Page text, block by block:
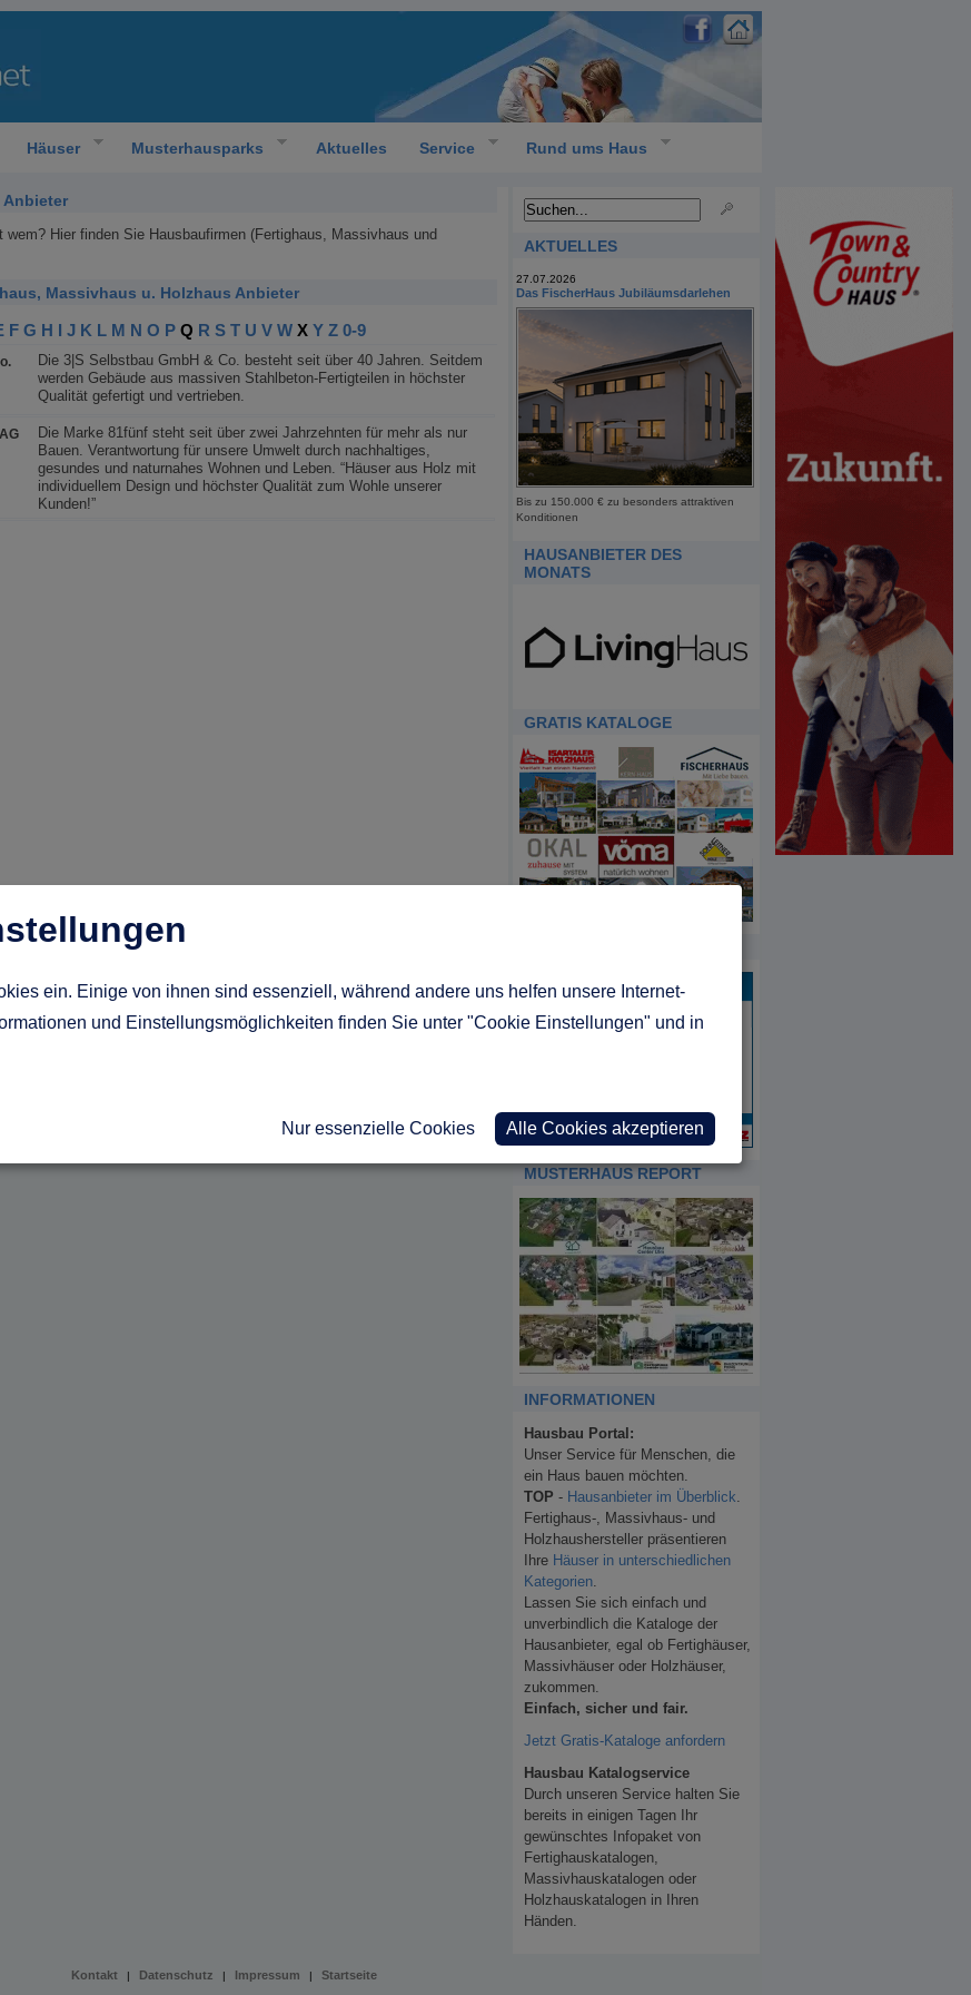
Häuser Musterhausparks Aktuelles Service Rund ums Haus
Hier finden Sie Hausbaufirmen (Fertighaus, Massivhaus und
Massivhaus u. Holzhaus Anbieter
F G H I J K L M N O P Q R S T U V W X Y Z 0-9
Die 3|S Selbstbau GmbH & Co. besteht seit über 40 Jahren. Seitdem
werden Gebäude aus massiven Stahlbeton-Fertigteilen in höchster
Qualität gefertigt und vertrieben.
Die Marke 81fünf steht seit über zwei Jahrzehnten für mehr als nur
Bauen. Verantwortung für unsere Umwelt durch nachhaltiges,
gesundes und naturnahes Wohnen und Leben. “Häuser aus Holz mit
individuellem Design und höchster Qualität zum Wohle unserer
Kunden!”
AKTUELLES
27.07.2026
Das FischerHaus Jubiläumsdarlehen
Bis zu 150.000 € zu besonders attraktiven
Konditionen
HAUSANBIETER DES
MONATS
GRATIS KATALOGE
MUSTERHAUS REPORT
INFORMATIONEN
Hausbau Portal:
Unser Service für Menschen, die
ein Haus bauen möchten.
TOP - Hausanbieter im Überblick
Fertighaus-, Massivhaus- und
Holzhaushersteller präsentieren
Ihre Häuser in unterschiedlichen
Kategorien
Lassen Sie sich einfach und
unverbindlich die Kataloge der
Hausanbieter, egal ob Fertighäuser,
Massivhäuser oder Holzhäuser,
zukommen.
Einfach, sicher und fair.
Jetzt Gratis-Kataloge anfordern
Hausbau Katalogservice
Durch unseren Service halten Sie
bereits in einigen Tagen Ihr
gewünschtes Infopaket von
Fertighauskatalogen,
Massivhauskatalogen oder
Holzhauskatalogen in Ihren
Händen.
Kontakt | Datenschutz | Impressum | Startseite
ein. Einige von ihnen sind essenziell, während andere uns helfen unsere Internet-
und Einstellungsmöglichkeiten finden Sie unter "Cookie Einstellungen" und in
Nur essenzielle Cookies Alle Cookies akzeptieren